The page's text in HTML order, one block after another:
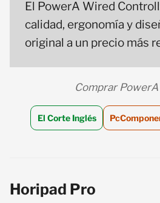
El PowerA Wired
calidad, ergonomía y
original a un precio más
Comprar
El Corte Inglés
Horipad Pro